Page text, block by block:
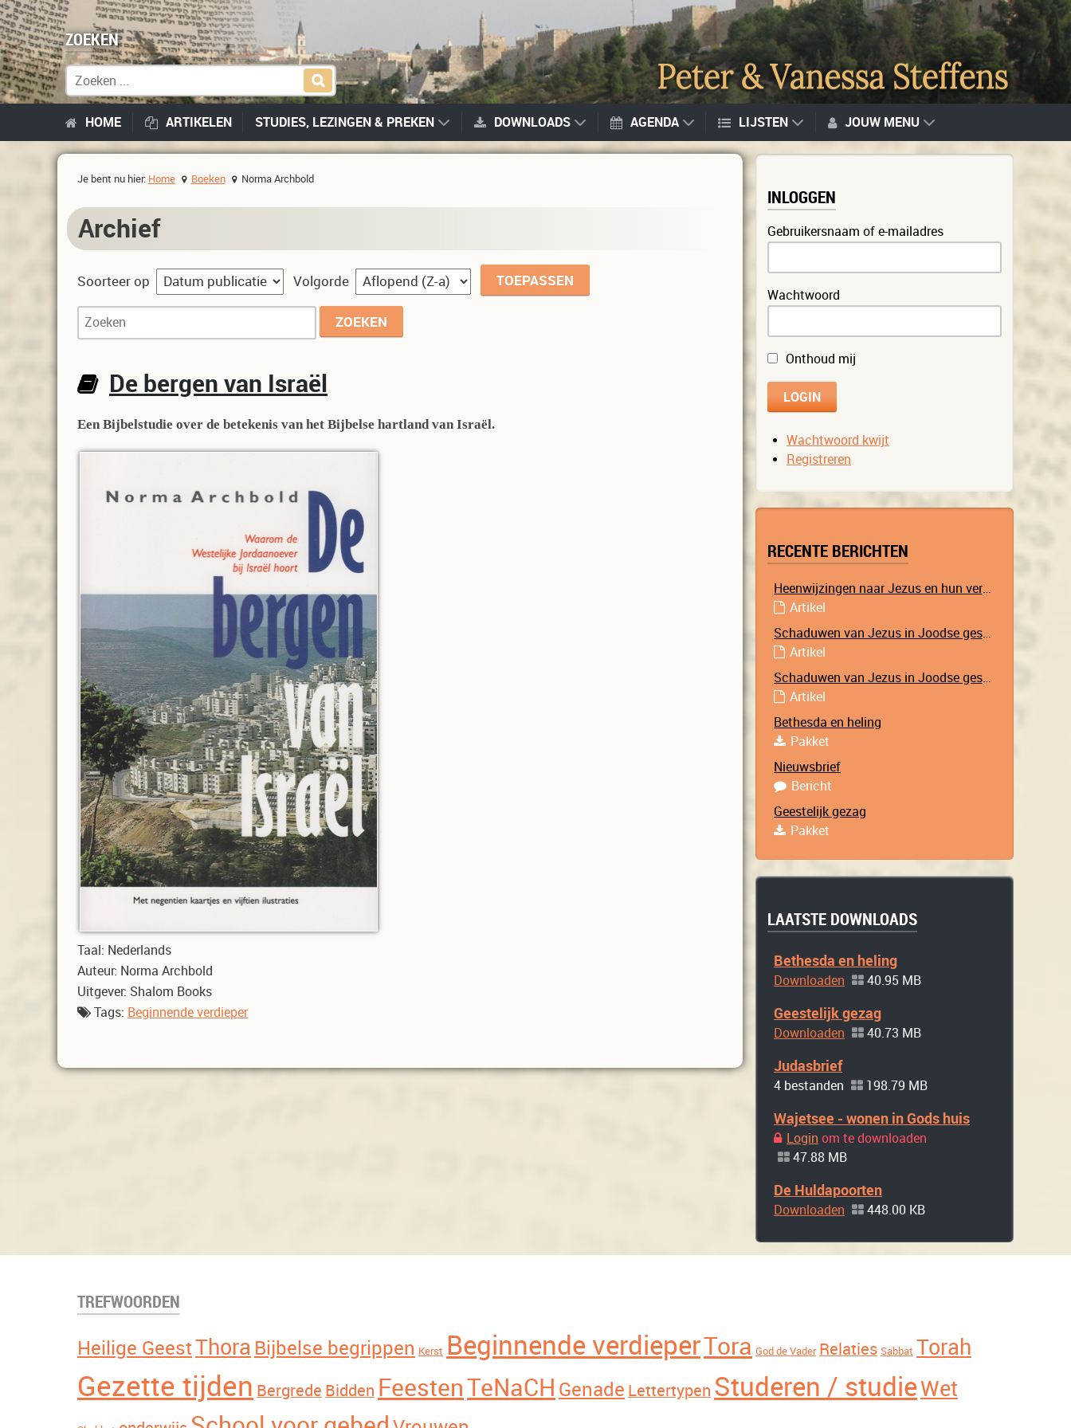
ZOEKEN
Zoek naar:
HOME ARTIKELEN STUDIES, LEZINGEN & PREKEN DOWNLOADS AGENDA LIJSTEN JOUW MENU
Je bent nu hier: Home Boeken Norma Archbold
Archief
Soorteer op Volgorde
De bergen van Israël
Een Bijbelstudie over de betekenis van het Bijbelse hartland van Israël.
Taal: Nederlands
Auteur: Norma Archbold
Uitgever: Shalom Books
Tags: Beginnende verdieper
INLOGGEN
Gebruikersnaam of e-mailadres
Wachtwoord
Onthoud mij
Wachtwoord kwijt
Registreren
RECENTE BERICHTEN
Heenwijzingen naar Jezus en hun vervulling
Artikel
Schaduwen van Jezus in Joodse geschriften – Deel 2
Artikel
Schaduwen van Jezus in Joodse geschriften – Deel 1
Artikel
Bethesda en heling
Pakket
Nieuwsbrief
Bericht
Geestelijk gezag
Pakket
LAATSTE DOWNLOADS
Bethesda en heling
Downloaden 40.95 MB
Geestelijk gezag
Downloaden 40.73 MB
Judasbrief
4 bestanden 198.79 MB
Wajetsee - wonen in Gods huis
Login om te downloaden
47.88 MB
De Huldapoorten
Downloaden 448.00 KB
TREFWOORDEN
Heilige GeestThora Bijbelse begrippen Kerst Beginnende verdieperTora God de Vader Relaties Sabbat Torah
Gezette tijden Bergrede Bidden FeestenTeNaCH Genade Lettertypen Studeren / studieWet